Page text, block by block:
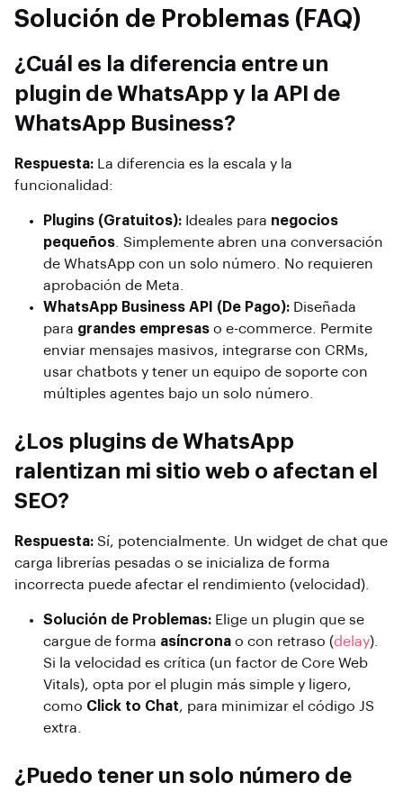
Solución de Problemas (FAQ)
¿Cuál es la diferencia entre un
plugin de WhatsApp y la API de
WhatsApp Business?
Respuesta: La diferencia es la escala y la
funcionalidad:
Plugins (Gratuitos): Ideales para negocios
pequeños. Simplemente abren una conversación
de WhatsApp con un solo número. No requieren
aprobación de Meta.
WhatsApp Business API (De Pago): Diseñada
para grandes empresas o e-commerce. Permite
enviar mensajes masivos, integrarse con CRMs,
usar chatbots y tener un equipo de soporte con
múltiples agentes bajo un solo número.
¿Los plugins de WhatsApp
ralentizan mi sitio web o afectan el
SEO?
Respuesta: Sí, potencialmente. Un widget de chat que
carga librerías pesadas o se inicializa de forma
incorrecta puede afectar el rendimiento (velocidad).
Solución de Problemas: Elige un plugin que se
cargue de forma asíncrona o con retraso (delay).
Si la velocidad es crítica (un factor de Core Web
Vitals), opta por el plugin más simple y ligero,
como Click to Chat, para minimizar el código JS
extra.
¿Puedo tener un solo número de